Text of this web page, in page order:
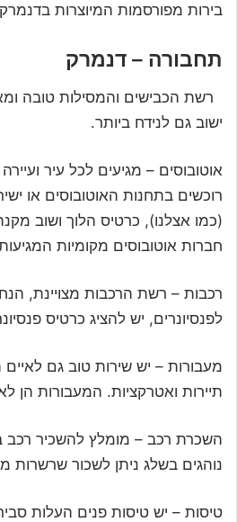
בירות מפורסמות המיוצרות
תחבורה – דנמרק
רשת הכבישים והמסילות טובה
ישוב גם לנידח ביותר.
אוטובוסים – מגיעים לכל עיר
רוכשים בתחנות האוטובוסים או
(כמו אצלנו), כרטיס הלוך ושוב
חברות אוטובוסים מקומיות
רכבות – רשת הרכבות מצויינת,
לפנסיונרים, יש להציג כרטיס
מעבורות – יש שירות טוב גם לאיים
תיירות ואטרקציות. המעבורות הן
השכרת רכב – מומלץ להשכיר רכב
נוהגים בשלג ניתן לשכור שרשרות
טיסות – יש טיסות פנים העלות